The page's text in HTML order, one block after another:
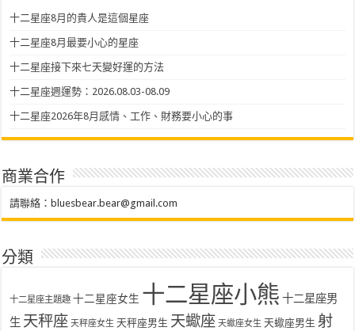
十二星座8月的貴人是這個星座
十二星座8月最要小心的星座
十二星座接下來七天變好運的方法
十二星座週運勢：2026.08.03-08.09
十二星座2026年8月感情、工作、財務要小心的事
商業合作
請聯絡： bluesbear.bear@gmail.com
分類
十二星座主題趣 十二星座女生 十二星座小熊 十二星座男
生 天秤座 天秤座女生 天秤座男生 天蠍座 天蠍座女生 天蠍座男生 射